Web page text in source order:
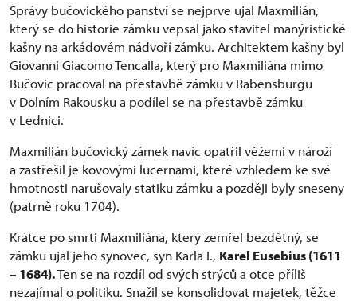
Správy bučovického panství se nejprve ujal Maxmilián,
který se do historie zámku vepsal jako stavitel manýristické
kašny na arkádovém nádvoří zámku. Architektem kašny byl
Giovanni Giacomo Tencalla, který pro Maxmiliána mimo
Bučovic pracoval na přestavbě zámku v Rabensburgu
v Dolním Rakousku a podílel se na přestavbě zámku
v Lednici.
Maxmilián bučovický zámek navíc opatřil věžemi v nároží
a zastřešil je kovovými lucernami, které vzhledem ke své
hmotnosti narušovaly statiku zámku a později byly sneseny
(patrně roku 1704).
Krátce po smrti Maxmiliána, který zemřel bezdětný, se
zámku ujal jeho synovec, syn Karla I., Karel Eusebius (1611
– 1684).Ten se na rozdíl od svých strýců a otce příliš
nezajímal o politiku. Snažil se konsolidovat majetek, těžce